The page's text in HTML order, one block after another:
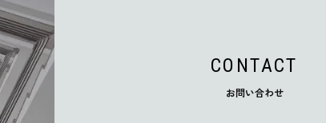
CONTACT
お問い合わせ